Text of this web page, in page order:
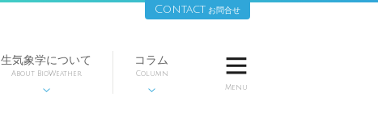
生気象学について
About BioWeather

コラム
Column


Menu
Contact お問合せ